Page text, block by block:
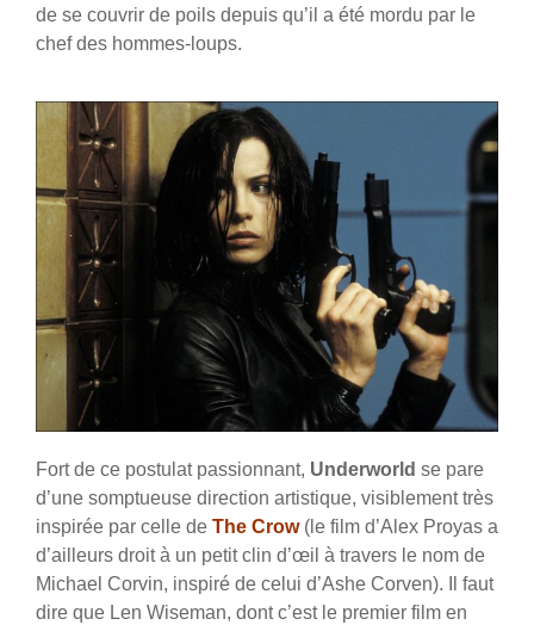
de se couvrir de poils depuis qu’il a été mordu par le
chef des hommes-loups.
Fort de ce postulat passionnant, Underworld se pare
d’une somptueuse direction artistique, visiblement très
inspirée par celle de The Crow(le film d’Alex Proyas a
d’ailleurs droit à un petit clin d’œil à travers le nom de
Michael Corvin, inspiré de celui d’Ashe Corven). Il faut
dire que Len Wiseman, dont c’est le premier film en